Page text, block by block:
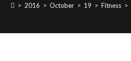
> 2016 > October > 19 > Fitness >